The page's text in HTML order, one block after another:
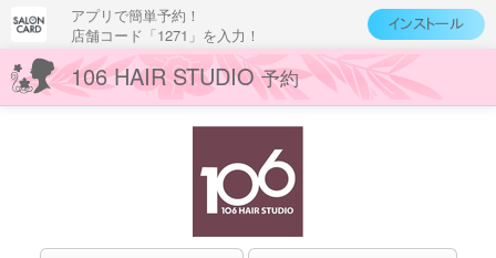
アプリで簡単予約！
店舗コード「1271」を入力！
106 HAIR STUDIO予約